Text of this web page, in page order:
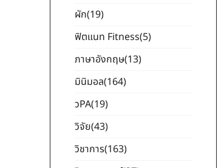
ผัก(19)
ฟิตแนท Fitness(5)
ภาษาอังกฤษ(13)
มินิมอล(164)
วPA(19)
วิจัย(43)
วิชาการ(163)